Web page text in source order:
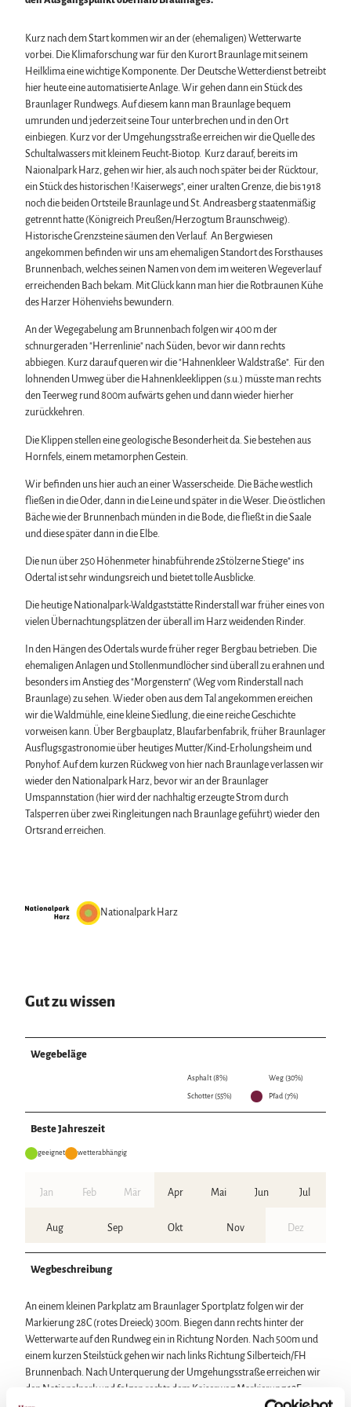
Kurz nach dem Start kommen wir an der (ehemaligen) Wetterwarte
vorbei. Die Klimaforschung war für den Kurort Braunlage mit seinem
Heilklima eine wichtige Komponente. Der Deutsche Wetterdienst betreibt
hier heute eine automatisierte Anlage. Wir gehen dann ein Stück des
Braunlager Rundwegs. Auf diesem kann man Braunlage bequem
umrunden und jederzeit seine Tour unterbrechen und in den Ort
einbiegen. Kurz vor der Umgehungsstraße erreichen wir die Quelle des
Schultalwassers mit kleinem Feucht-Biotop. Kurz darauf, bereits im
Naionalpark Harz, gehen wir hier, als auch noch später bei der Rücktour,
ein Stück des historischen !Kaiserwegs", einer uralten Grenze, die bis 1918
noch die beiden Ortsteile Braunlage und St. Andreasberg staatenmäßig
getrennt hatte (Königreich Preußen/Herzogtum Braunschweig).
Historische Grenzsteine säumen den Verlauf. An Bergwiesen
angekommen befinden wir uns am ehemaligen Standort des Forsthauses
Brunnenbach, welches seinen Namen von dem im weiteren Wegeverlauf
erreichenden Bach bekam. Mit Glück kann man hier die Rotbraunen Kühe
des Harzer Höhenviehs bewundern.
An der Wegegabelung am Brunnenbach folgen wir 400 m der
schnurgeraden "Herrenlinie" nach Süden, bevor wir dann rechts
abbiegen. Kurz darauf queren wir die "Hahnenkleer Waldstraße". Für den
lohnenden Umweg über die Hahnenkleeklippen (s.u.) müsste man rechts
den Teerweg rund 800m aufwärts gehen und dann wieder hierher
zurückkehren.
Die Klippen stellen eine geologische Besonderheit da. Sie bestehen aus
Hornfels, einem metamorphen Gestein.
Wir befinden uns hier auch an einer Wasserscheide. Die Bäche westlich
fließen in die Oder, dann in die Leine und später in die Weser. Die östlichen
Bäche wie der Brunnenbach münden in die Bode, die fließt in die Saale
und diese später dann in die Elbe.
Die nun über 250 Höhenmeter hinabführende 2Stölzerne Stiege" ins
Odertal ist sehr windungsreich und bietet tolle Ausblicke.
Die heutige Nationalpark-Waldgaststätte Rinderstall war früher eines von
vielen Übernachtungsplätzen der überall im Harz weidenden Rinder.
In den Hängen des Odertals wurde früher reger Bergbau betrieben. Die
ehemaligen Anlagen und Stollenmundlöcher sind überall zu erahnen und
besonders im Anstieg des "Morgenstern" (Weg vom Rinderstall nach
Braunlage) zu sehen. Wieder oben aus dem Tal angekommen ereichen
wir die Waldmühle, eine kleine Siedlung, die eine reiche Geschichte
vorweisen kann. Über Bergbauplatz, Blaufarbenfabrik, früher Braunlager
Ausflugsgastronomie über heutiges Mutter/Kind-Erholungsheim und
Ponyhof. Auf dem kurzen Rückweg von hier nach Braunlage verlassen wir
wieder den Nationalpark Harz, bevor wir an der Braunlager
Umspannstation (hier wird der nachhaltig erzeugte Strom durch
Talsperren über zwei Ringleitungen nach Braunlage geführt) wieder den
Ortsrand erreichen.
Nationalpark Harz
Gut zu wissen
Wegebeläge
Asphalt (8%) Weg (30%)
Schotter (55%) Pfad (7%)
Beste Jahreszeit
geeignet wetterabhängig
Jan Feb Mär Apr Mai Jun Jul
Aug Sep Okt Nov Dez
Wegbeschreibung
An einem kleinen Parkplatz am Braunlager Sportplatz folgen wir der
Markierung 28C (rotes Dreieck) 300m. Biegen dann rechts hinter der
Wetterwarte auf den Rundweg ein in Richtung Norden. Nach 500m und
einem kurzen Steilstück gehen wir nach links Richtung Silberteich/FH
Brunnenbach. Nach Unterquerung der Umgehungsstraße erreichen wir
den Nationalpark und folgen rechts dem Kaiserweg Markierung 12E